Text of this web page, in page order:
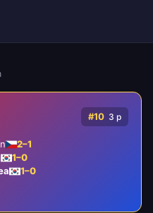
#10 3 p
2–1
1–0
1–0